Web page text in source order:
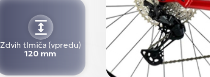
Zdvih tlmiča (vpredu)
120 mm